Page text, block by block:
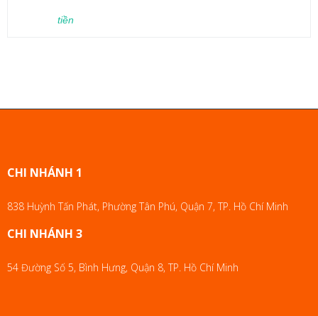
tiền
CHI NHÁNH 1
838 Huỳnh Tấn Phát, Phường Tân Phú, Quận 7, TP. Hồ Chí Minh
CHI NHÁNH 3
54 Đường Số 5, Bình Hưng, Quận 8, TP. Hồ Chí Minh